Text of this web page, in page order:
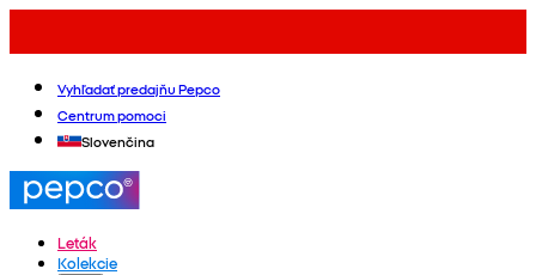
Vyhľadať predajňu Pepco
Centrum pomoci
Slovenčina
Leták
Kolekcie